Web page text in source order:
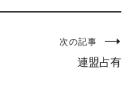
次の記事
連盟占有